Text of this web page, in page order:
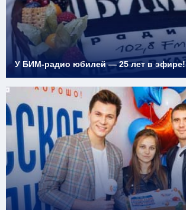
У БИМ-радио юбилей — 25 лет в эфире!